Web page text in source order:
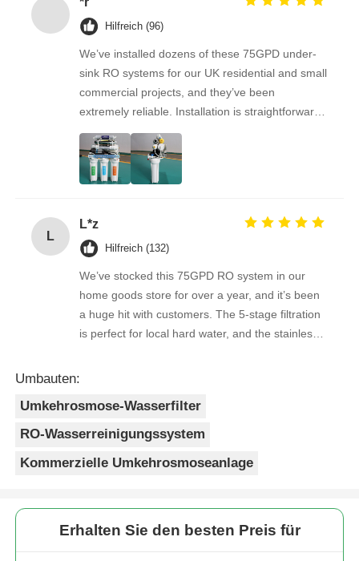
Magnetventil
Manometer
RO-Halterung
Hilfreich (96)
We’ve installed dozens of these 75GPD under-
sink RO systems for our UK residential and small
commercial projects, and they’ve been
extremely reliable. Installation is straightforward,
the filters are easy to replace, and the water
quality feedback from clients has been
overwhelmingly positive. The supplier is great to
work with — orders arrive on time, packaging is
consistent. As a repeat buyer, we couldn’t be
happier with both the product and the service.
L
L*z
Hilfreich (132)
We’ve stocked this 75GPD RO system in our
home goods store for over a year, and it’s been
a huge hit with customers. The 5-stage filtration
is perfect for local hard water, and the stainless
complaints from customers, and very few
returns. Great product to carry!
Umbauten:
Umkehrosmose-Wasserfilter
RO-Wasserreinigungssystem
Kommerzielle Umkehrosmoseanlage
Erhalten Sie den besten Preis für